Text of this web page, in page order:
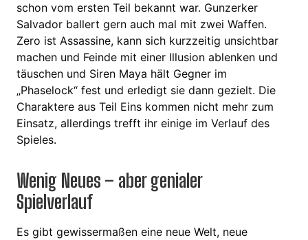
schon vom ersten Teil bekannt war. Gunzerker
Salvador ballert gern auch mal mit zwei Waffen.
Zero ist Assassine, kann sich kurzzeitig unsichtbar
machen und Feinde mit einer Illusion ablenken und
täuschen und Siren Maya hält Gegner im
„Phaselock“ fest und erledigt sie dann gezielt. Die
Charaktere aus Teil Eins kommen nicht mehr zum
Einsatz, allerdings trefft ihr einige im Verlauf des
Spieles.
Wenig Neues – aber genialer
Spielverlauf
Es gibt gewissermaßen eine neue Welt, neue